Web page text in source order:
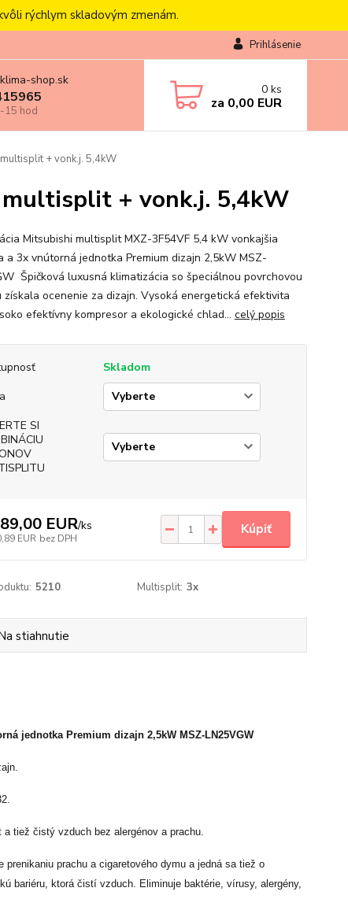
rýchlym skladovým zmenám.
Prihlásenie
shop.sk
15 hod
0 ks
za 0,00 EUR
+ vonk.j. 5,4kW
+ vonk.j. 5,4kW
Mitsubishi multisplit MXZ-3F54VF 5,4 kW vonkajšia
a 3x vnútorná jednotka Premium dizajn 2,5kW MSZ-
Špičková luxusná klimatizácia so špeciálnou povrchovou
získala ocenenie za dizajn. Vysoká energetická efektivita
efektívny kompresor a ekologické chlad... celý popis
Skladom
SI
EUR/ks
EUR bez DPH
Kúpiť
5210 Multisplit: 3x
stiahnutie
jednotka Premium dizajn 2,5kW MSZ-LN25VGW
tiež čistý vzduch bez alergénov a prachu.
prachu a cigaretového dymu a jedná sa tiež o
bariéru, ktorá čistí vzduch. Eliminuje baktérie, vírusy, alergény,